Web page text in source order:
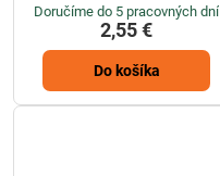
Doručíme do 5 pracovných dní
2,55 €
Do košíka